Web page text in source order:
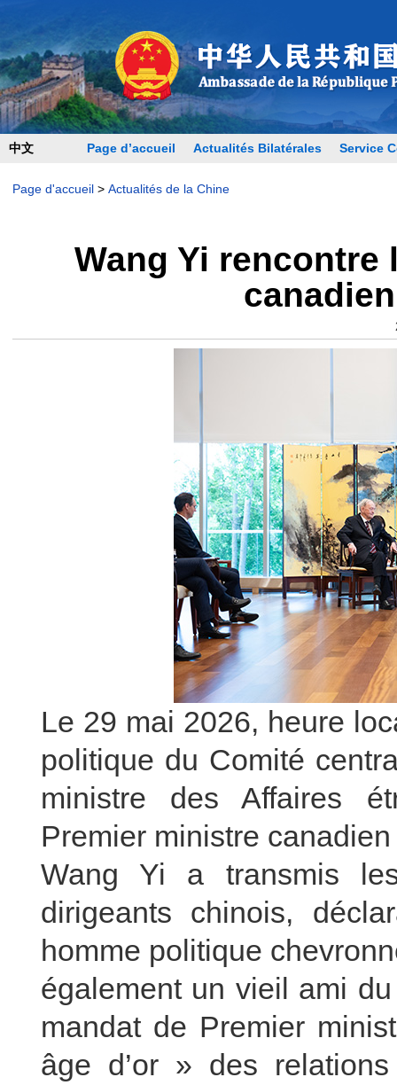
中文 Page d’accueil Actualités Bilatérales Service
Page d'accueil> Actualités de la Chine
Wang Yi rencontre
Le 29 mai 2026, heure
politique du Comité
ministre des Affaires
Premier ministre
Wang Yi a transmis
dirigeants chinois,
homme politique
également un vieil ami
mandat de Premier
âge d’or » des